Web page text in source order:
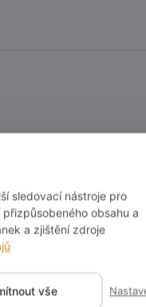
sledovací nástroje pro
obsahu a
a zjištění zdroje
vše